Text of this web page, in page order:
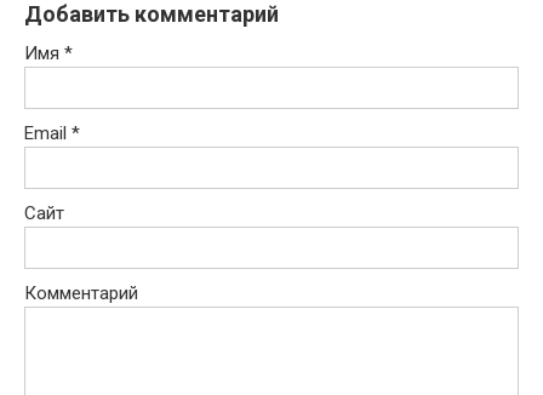
Добавить комментарий
Имя *
Email *
Сайт
Комментарий